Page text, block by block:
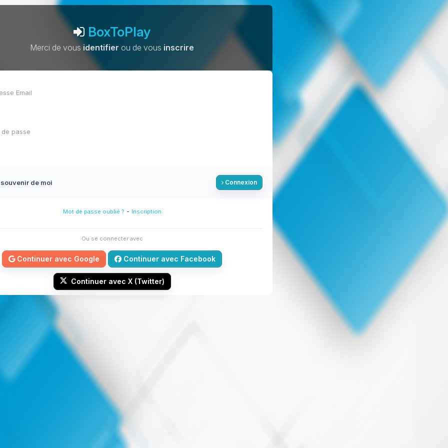
BoxToPlay
Merci de vousidentifier ou de vous inscrire
de moi Connexion
Mot de passe oublié ? - Inscription
Ou se connecter avec
Continuer avec Google Continuer avec Facebook
Continuer avec X (Twitter)